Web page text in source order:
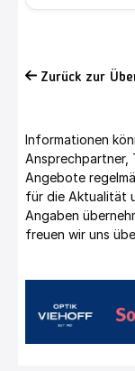
Zurück zur
Informationen
Ansprechpartner,
Angebote
für die Aktualität
Angaben
freuen wir uns